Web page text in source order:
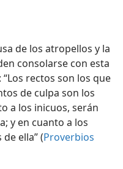
de los atropellos y la
consolarse con esta
rectos son los que
de culpa son los
a los inicuos, serán
y en cuanto a los
ella” (Proverbios